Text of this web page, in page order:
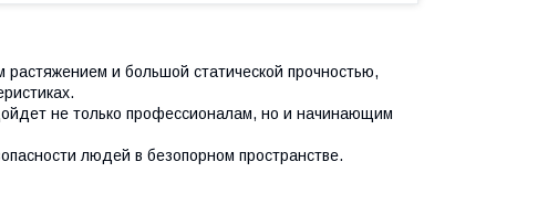
и большой статической прочностью,
не только профессионалам, но и начинающим
людей в безопорном пространстве.